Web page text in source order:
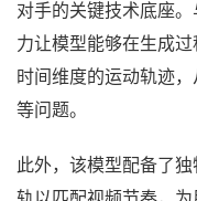
对手的关键技术底座
力让模型能够在生成
时间维度的运动轨迹
等问题。
此外，该模型配备了独